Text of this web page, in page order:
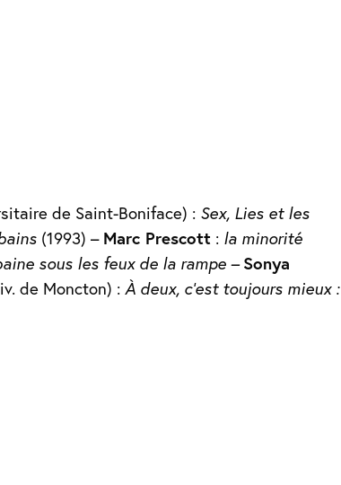
de Saint-Boniface) : Sex, Lies et les
(1993) – Marc Prescott : la minorité
sous les feux de la rampe –Sonya
de Moncton) :À deux, c’est toujours mieux :